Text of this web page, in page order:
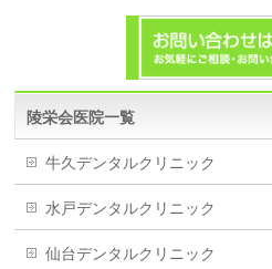
陵栄会医院一覧
牛久デンタルクリニック
水戸デンタルクリニック
仙台デンタルクリニック